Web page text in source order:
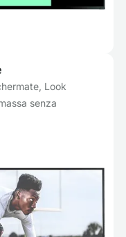
Look
senza